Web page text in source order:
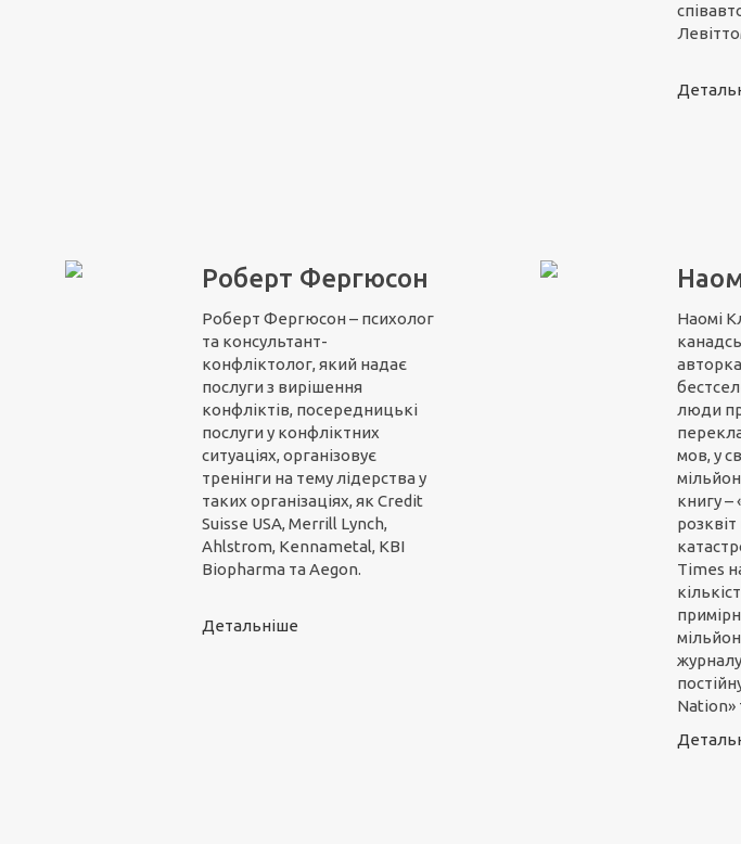
Роберт Фергюсон
Роберт Фергюсон – психолог
та консультант-
конфліктолог, який надає
послуги з вирішення
конфліктів, посередницькі
послуги у конфліктних
ситуаціях, організовує
тренінги на тему лідерства у
таких організаціях, як Credit
Suisse USA, Merrill Lynch,
Ahlstrom, Kennametal, KBI
Biopharma та Aegon.
Детальніше
Наомі
люди
мов, у
мільйон
книгу
розквіт
Times
Nation»